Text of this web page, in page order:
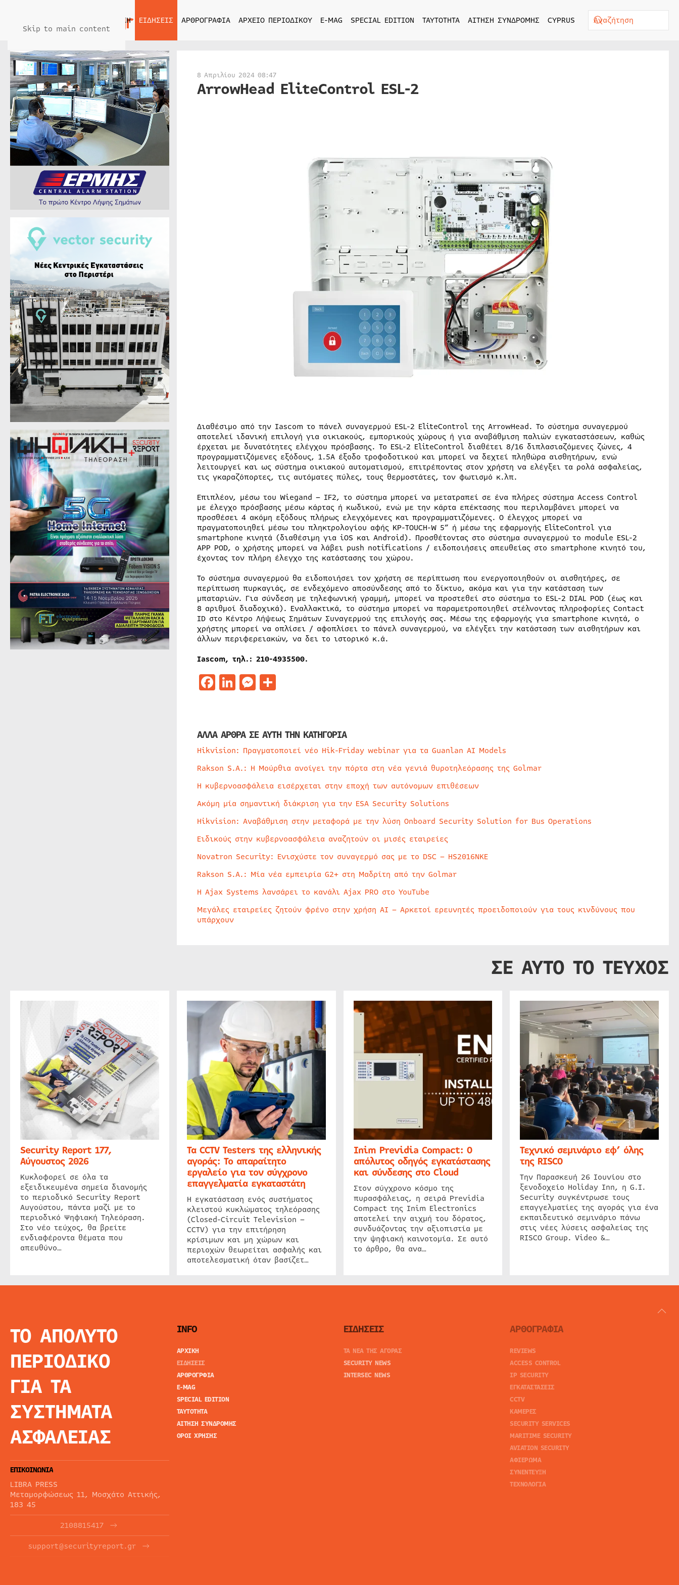
Skip to main content
ΑΡΧΙΚΗ ΕΙΔΗΣΕΙΣ ΑΡΘΡΟΓΡΑΦΙΑ ΑΡΧΕΙΟ ΠΕΡΙΟΔΙΚΟΥ E-MAG SPECIAL EDITION ΤΑΥΤΟΤΗΤΑ ΑΙΤΗΣΗ ΣΥΝΔΡΟΜΗΣ CYPRUS
8 Απριλίου 2024 08:47
ArrowHead EliteControl ESL-2
Διαθέσιμο από την Iascom το πάνελ συναγερμού ESL-2 EliteControl της ArrowHead. Το σύστημα συναγερμού
αποτελεί ιδανική επιλογή για οικιακούς, εμπορικούς χώρους ή για αναβάθμιση παλιών εγκαταστάσεων, καθώς
έρχεται με δυνατότητες ελέγχου πρόσβασης. Το ESL-2 EliteControl διαθέτει 8/16 διπλασιαζόμενες ζώνες, 4
προγραμματιζόμενες εξόδους, 1.5Α έξοδο τροφοδοτικού και μπορεί να δεχτεί πληθώρα αισθητήρων, ενώ
λειτουργεί και ως σύστημα οικιακού αυτοματισμού, επιτρέποντας στον χρήστη να ελέγξει τα ρολά ασφαλείας,
τις γκαραζόπορτες, τις αυτόματες πύλες, τους θερμοστάτες, τον φωτισμό κ.λπ.
Επιπλέον, μέσω του Wiegand – IF2, το σύστημα μπορεί να μετατραπεί σε ένα πλήρες σύστημα Access Control
με έλεγχο πρόσβασης μέσω κάρτας ή κωδικού, ενώ με την κάρτα επέκτασης που περιλαμβάνει μπορεί να
προσθέσει 4 ακόμη εξόδους πλήρως ελεγχόμενες και προγραμματιζόμενες. Ο έλεγχος μπορεί να
πραγματοποιηθεί μέσω του πληκτρολογίου αφής KP-TOUCH-W 5” ή μέσω της εφαρμογής EliteControl για
smartphone κινητά (διαθέσιμη για iOS και Android). Προσθέτοντας στο σύστημα συναγερμού το module ESL-2
APP POD, ο χρήστης μπορεί να λάβει push notifications / ειδοποιήσεις απευθείας στο smartphone κινητό του,
έχοντας τον πλήρη έλεγχο της κατάστασης του χώρου.
Το σύστημα συναγερμού θα ειδοποιήσει τον χρήστη σε περίπτωση που ενεργοποιηθούν οι αισθητήρες, σε
περίπτωση πυρκαγιάς, σε ενδεχόμενο αποσύνδεσης από το δίκτυο, ακόμα και για την κατάσταση των
μπαταριών. Για σύνδεση με τηλεφωνική γραμμή, μπορεί να προστεθεί στο σύστημα το ESL-2 DIAL POD (έως και
8 αριθμοί διαδοχικά). Εναλλακτικά, το σύστημα μπορεί να παραμετροποιηθεί στέλνοντας πληροφορίες Contact
ID στο Κέντρο Λήψεως Σημάτων Συναγερμού της επιλογής σας. Μέσω της εφαρμογής για smartphone κινητά, ο
χρήστης μπορεί να οπλίσει / αφοπλίσει το πάνελ συναγερμού, να ελέγξει την κατάσταση των αισθητήρων και
άλλων περιφερειακών, να δει το ιστορικό κ.ά.
Iascom, τηλ.: 210-4935500.
Facebook
LinkedIn
Messenger
Μοιραστείτε
ΑΛΛΑ ΑΡΘΡΑ ΣΕ ΑΥΤΗ ΤΗΝ ΚΑΤΗΓΟΡΙΑ
Hikvision: Πραγματοποιεί νέο Hik-Friday webinar για τα Guanlan AI Models
Rakson S.A.: Η Μούρθια ανοίγει την πόρτα στη νέα γενιά θυροτηλεόρασης της Golmar
Η κυβερνοασφάλεια εισέρχεται στην εποχή των αυτόνομων επιθέσεων
Ακόμη μία σημαντική διάκριση για την ESA Security Solutions
Hikvision: Αναβάθμιση στην μεταφορά με την λύση Onboard Security Solution for Bus Operations
Ειδικούς στην κυβερνοασφάλεια αναζητούν οι μισές εταιρείες
Novatron Security: Ενισχύστε τον συναγερμό σας με το DSC – HS2016NKE
Rakson S.A.: Μία νέα εμπειρία G2+ στη Μαδρίτη από την Golmar
Η Ajax Systems λανσάρει το κανάλι Ajax PRO στο YouTube
Μεγάλες εταιρείες ζητούν φρένο στην χρήση AI – Αρκετοί ερευνητές προειδοποιούν για τους κινδύνους που
υπάρχουν
ΣΕ ΑΥΤΟ ΤΟ ΤΕΥΧΟΣ
Security Report 177,
Αύγουστος 2026
Κυκλοφορεί σε όλα τα
εξειδικευμένα σημεία διανομής
το περιοδικό Security Report
Αυγούστου, πάντα μαζί με το
περιοδικό Ψηφιακή Τηλεόραση.
Στο νέο τεύχος, θα βρείτε
ενδιαφέροντα θέματα που
απευθύνο…
Τα CCTV Testers της ελληνικής
αγοράς: Το απαραίτητο
εργαλείο για τον σύγχρονο
επαγγελματία εγκαταστάτη
Η εγκατάσταση ενός συστήματος
κλειστού κυκλώματος τηλεόρασης
(Closed-Circuit Television –
CCTV) για την επιτήρηση
κρίσιμων και μη χώρων και
περιοχών θεωρείται ασφαλής και
αποτελεσματική όταν βασίζετ…
Inim Previdia Compact: Ο
απόλυτος οδηγός εγκατάστασης
και σύνδεσης στο Cloud
Στον σύγχρονο κόσμο της
πυρασφάλειας, η σειρά Previdia
Compact της Inim Electronics
αποτελεί την αιχμή του δόρατος,
συνδυάζοντας την αξιοπιστία με
την ψηφιακή καινοτομία. Σε αυτό
το άρθρο, θα ανα…
Τεχνικό σεμινάριο εφ’ όλης
της RISCO
Την Παρασκευή 26 Ιουνίου στο
ξενοδοχείο Holiday Inn, η G.I.
Security συγκέντρωσε τους
επαγγελματίες της αγοράς για ένα
εκπαιδευτικό σεμινάριο πάνω
στις νέες λύσεις ασφαλείας της
RISCO Group. Video &…
ΤΟ ΑΠΟΛΥΤΟ
ΠΕΡΙΟΔΙΚΟ
ΓΙΑ ΤΑ
ΣΥΣΤΗΜΑΤΑ
ΑΣΦΑΛΕΙΑΣ
ΕΠΙΚΟΙΝΩΝΙΑ
LIBRA PRESS
Μεταμορφώσεως 11, Μοσχάτο Αττικής,
183 45
2108815417
support@securityreport.gr
INFO
ΑΡΧΙΚΗ
ΕΙΔΗΣΕΙΣ
ΑΡΘΡΟΓΡΦΙΑ
E-MAG
SPECIAL EDITION
ΤΑΥΤΟΤΗΤΑ
ΑΙΤΗΣΗ ΣΥΝΔΡΟΜΗΣ
ΟΡΟΙ ΧΡΗΣΗΣ
ΕΙΔΗΣΕΙΣ
ΤΑ ΝΕΑ ΤΗΣ ΑΓΟΡΑΣ
SECURITY NEWS
INTERSEC NEWS
ΑΡΘΟΓΡΑΦΙΑ
REVIEWS
ACCESS CONTROL
IP SECURITY
ΕΓΚΑΤΑΣΤΑΣΕΙΣ
CCTV
ΚΑΜΕΡΕΣ
SECURITY SERVICES
MARITIME SECURITY
AVIATION SECURITY
ΑΦΙΕΡΩΜΑ
ΣΥΝΕΝΤΕΥΞΗ
ΤΕΧΝΟΛΟΓΙΑ